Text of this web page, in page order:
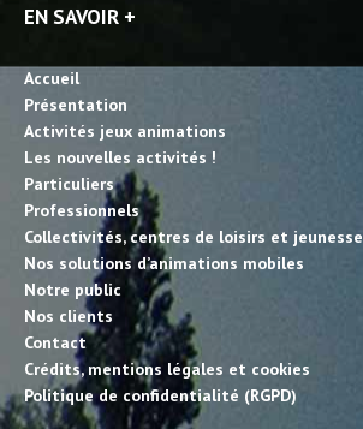
EN SAVOIR +
Accueil
Présentation
Activités jeux animations
Les nouvelles activités !
Particuliers
Professionnels
Collectivités, centres de loisirs et jeunesse
Nos solutions d’animations mobiles
Notre public
Nos clients
Contact
Crédits, mentions légales et cookies
Politique de confidentialité (RGPD)